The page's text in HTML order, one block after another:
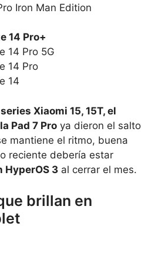
Iron Man Edition
14 Pro+
14 Pro 5G
14 Pro
14
Xiaomi 15, 15T, el
Pad 7 Pro ya dieron el salto
mantiene el ritmo, buena
reciente debería estar
HyperOS 3 al cerrar el mes.
brillan en